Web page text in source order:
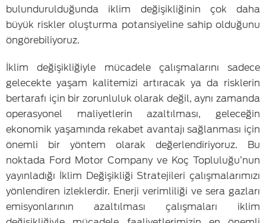
bulundurulduğunda iklim değişikliğinin çok daha
büyük riskler oluşturma potansiyeline sahip olduğunu
öngörebiliyoruz.
İklim değişikliğiyle mücadele çalışmalarını sadece
gelecekte yaşam kalitemizi artıracak ya da risklerin
bertarafı için bir zorunluluk olarak değil, aynı zamanda
operasyonel maliyetlerin azaltılması, geleceğin
ekonomik yaşamında rekabet avantajı sağlanması için
önemli bir yöntem olarak değerlendiriyoruz. Bu
noktada Ford Motor Company ve Koç Topluluğu’nun
yayınladığı İklim Değişikliği Stratejileri çalışmalarımızı
yönlendiren izleklerdir. Enerji verimliliği ve sera gazları
emisyonlarının azaltılması çalışmaları iklim